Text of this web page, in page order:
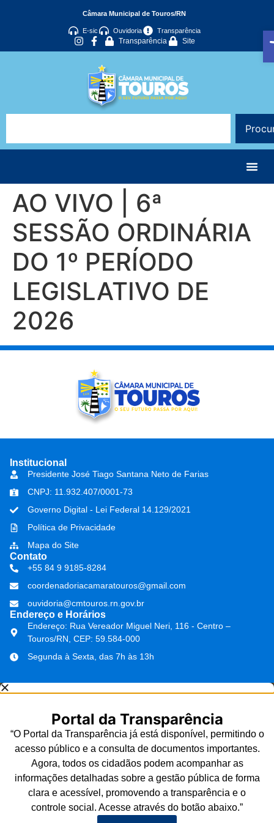
Câmara Municipal de Touros/RN
E-sic Ouvidoria Transparência
Transparência Site
AO VIVO | 6ª
SESSÃO ORDINÁRIA
DO 1º PERÍODO
LEGISLATIVO DE
2026
Institucional
Presidente José Tiago Santana Neto de Farias
CNPJ: 11.932.407/0001-73
Governo Digital - Lei Federal 14.129/2021
Política de Privacidade
Mapa do Site
Contato
+55 84 9 9185-8284
coordenadoriacamaratouros@gmail.com
ouvidoria@cmtouros.rn.gov.br
Endereço e Horários
Endereço: Rua Vereador Miguel Neri, 116 - Centro –
Touros/RN, CEP: 59.584-000
Segunda à Sexta, das 7h às 13h
Portal da Transparência
“O Portal da Transparência já está disponível, permitindo o
acesso público e a consulta de documentos importantes.
Agora, todos os cidadãos podem acompanhar as
informações detalhadas sobre a gestão pública de forma
clara e acessível, promovendo a transparência e o
controle social. Acesse através do botão abaixo.”